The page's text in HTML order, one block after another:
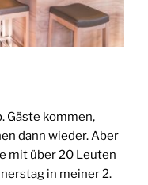
Gäs­te kom­men,
dann wie­der. Aber
mit über 20 Leu­ten
in mei­ner 2.